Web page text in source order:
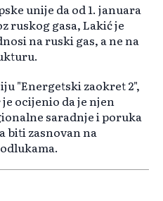
unije da od 1. januara
ruskog gasa, Lakić je
na ruski gas, a ne na
"Energetski zaokret 2",
ocijenio da je njen
saradnje i poruka
biti zasnovan na